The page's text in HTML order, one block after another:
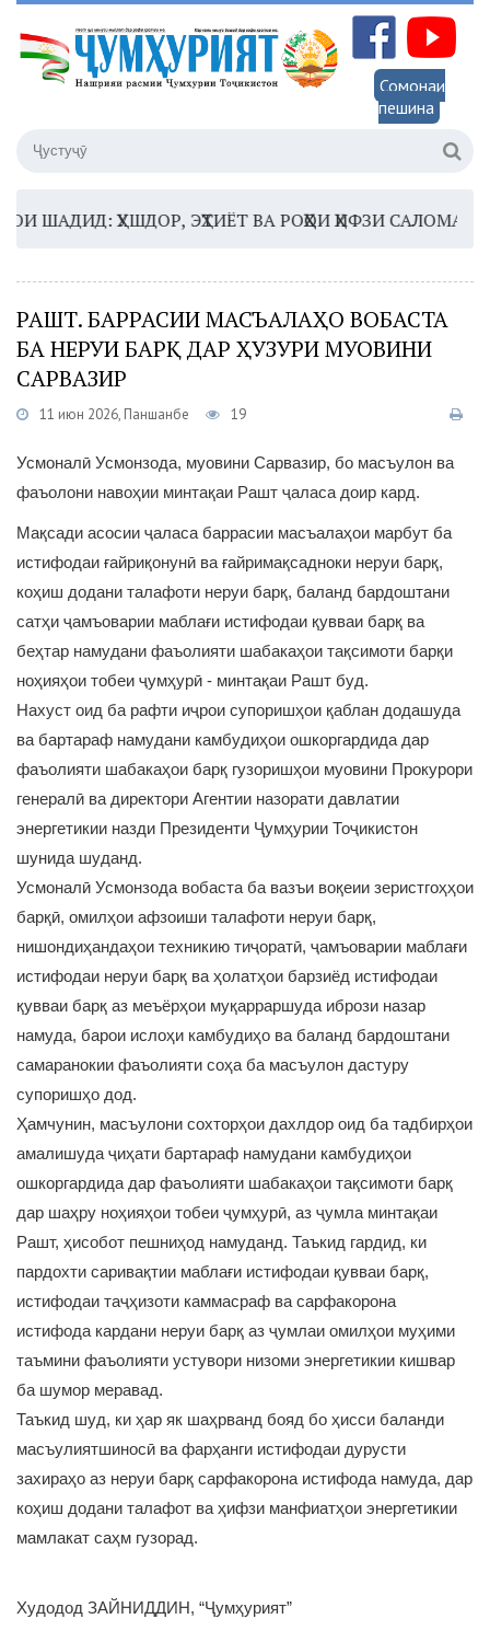
Сомонаи
пешина
ҲУШДОР, ЭҲТИЁТ ВА РОҲҲОИ ҲИФЗИ САЛОМАТӢ
РАШТ. БАРРАСИИ МАСЪАЛАҲО ВОБАСТА
БА НЕРУИ БАРҚ ДАР ҲУЗУРИ МУОВИНИ
САРВАЗИР
11 июн 2026, Панҷшанбе 19
Усмоналӣ Усмонзода, муовини Сарвазир, бо масъулон ва
фаъолони навоҳии минтақаи Рашт ҷаласа доир кард.
Мақсади асосии ҷаласа баррасии масъалаҳои марбут ба
истифодаи ғайриқонунӣ ва ғайримақсадноки неруи барқ,
коҳиш додани талафоти неруи барқ, баланд бардоштани
сатҳи ҷамъоварии маблағи истифодаи қувваи барқ ва
беҳтар намудани фаъолияти шабакаҳои тақсимоти барқи
ноҳияҳои тобеи ҷумҳурӣ - минтақаи Рашт буд.
Нахуст оид ба рафти иҷрои супоришҳои қаблан додашуда
ва бартараф намудани камбудиҳои ошкоргардида дар
фаъолияти шабакаҳои барқ гузоришҳои муовини Прокурори
генералӣ ва директори Агентии назорати давлатии
энергетикии назди Президенти Ҷумҳурии Тоҷикистон
шунида шуданд.
Усмоналӣ Усмонзода вобаста ба вазъи воқеии зеристгоҳҳои
барқӣ, омилҳои афзоиши талафоти неруи барқ,
нишондиҳандаҳои техникию тиҷоратӣ, ҷамъоварии маблағи
истифодаи неруи барқ ва ҳолатҳои барзиёд истифодаи
қувваи барқ аз меъёрҳои муқарраршуда ибрози назар
намуда, барои ислоҳи камбудиҳо ва баланд бардоштани
самаранокии фаъолияти соҳа ба масъулон дастуру
супоришҳо дод.
Ҳамчунин, масъулони сохторҳои дахлдор оид ба тадбирҳои
амалишуда ҷиҳати бартараф намудани камбудиҳои
ошкоргардида дар фаъолияти шабакаҳои тақсимоти барқ
дар шаҳру ноҳияҳои тобеи ҷумҳурӣ, аз ҷумла минтақаи
Рашт, ҳисобот пешниҳод намуданд. Таъкид гардид, ки
пардохти саривақтии маблағи истифодаи қувваи барқ,
истифодаи таҷҳизоти каммасраф ва сарфакорона
истифода кардани неруи барқ аз ҷумлаи омилҳои муҳими
таъмини фаъолияти устувори низоми энергетикии кишвар
ба шумор меравад.
Таъкид шуд, ки ҳар як шаҳрванд бояд бо ҳисси баланди
масъулиятшиносӣ ва фарҳанги истифодаи дурусти
захираҳо аз неруи барқ сарфакорона истифода намуда, дар
коҳиш додани талафот ва ҳифзи манфиатҳои энергетикии
мамлакат саҳм гузорад.
Худодод ЗАЙНИДДИН, “Ҷумҳурият”